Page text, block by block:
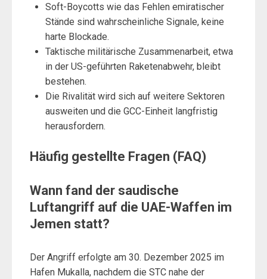
Soft-Boycotts wie das Fehlen emiratischer
Stände sind wahrscheinliche Signale, keine
harte Blockade.
Taktische militärische Zusammenarbeit, etwa
in der US-geführten Raketenabwehr, bleibt
bestehen.
Die Rivalität wird sich auf weitere Sektoren
ausweiten und die GCC-Einheit langfristig
herausfordern.
Häufig gestellte Fragen (FAQ)
Wann fand der saudische
Luftangriff auf die UAE-Waffen im
Jemen statt?
Der Angriff erfolgte am 30. Dezember 2025 im
Hafen Mukalla, nachdem die STC nahe der